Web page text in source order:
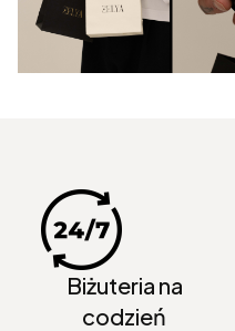
Biżuteria na
codzień